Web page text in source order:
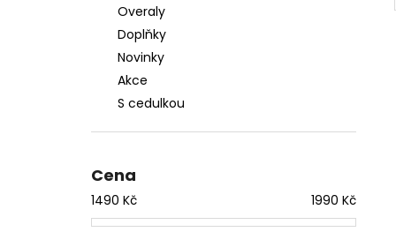
Overaly
Doplňky
Novinky
Akce
S cedulkou
Cena
1490 Kč 1990 Kč